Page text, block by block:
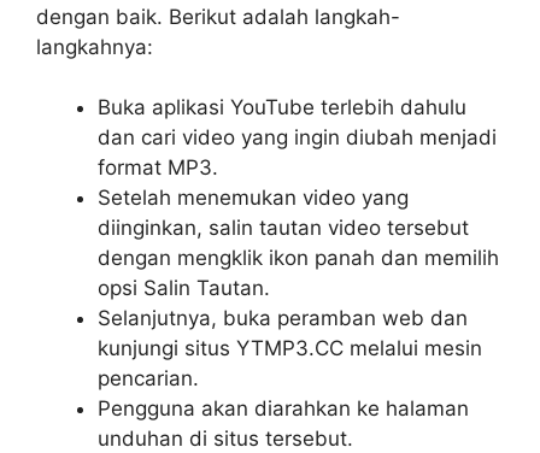
dengan baik. Berikut adalah langkah-
langkahnya:
Buka aplikasi YouTube terlebih dahulu
dan cari video yang ingin diubah menjadi
format MP3.
Setelah menemukan video yang
diinginkan, salin tautan video tersebut
dengan mengklik ikon panah dan memilih
opsi Salin Tautan.
Selanjutnya, buka peramban web dan
kunjungi situs YTMP3.CC melalui mesin
pencarian.
Pengguna akan diarahkan ke halaman
unduhan di situs tersebut.